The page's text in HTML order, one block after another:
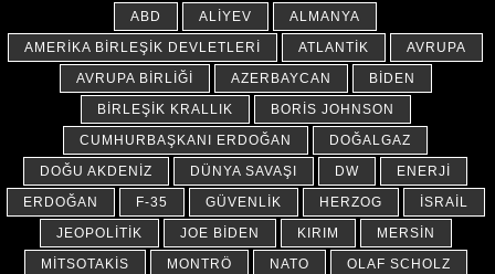
ABD ALIYEV
ALMANYA
AMERIKA BIRLEŞIK DEVLETLERI
ATLANTIK
AVRUPA
AVRUPA BIRLIĞI
AZERBAYCAN
BIDEN
BIRLEŞIK KRALLIK
BORIS JOHNSON
CUMHURBAŞKANI ERDOĞAN
DOĞALGAZ
DOĞU AKDENIZ
DÜNYA SAVAŞI DW
ENERJI
ERDOĞAN
F-35 GÜVENLIK HERZOG
İSRAIL
JEOPOLITIK
JOE BIDEN KIRIM
MERSIN
MITSOTAKIS
MONTRÖ NATO
OLAF SCHOLZ